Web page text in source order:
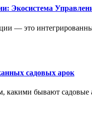
Экосистема
— это
садовых арок
какими бывают садовые